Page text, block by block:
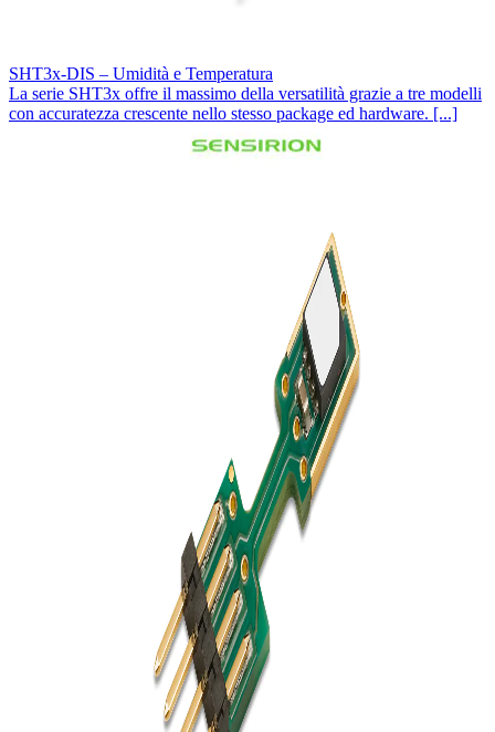
SHT3x-DIS – Umidità e Temperatura
La serie SHT3x offre il massimo della versatilità grazie a tre modelli
con accuratezza crescente nello stesso package ed hardware. [...]